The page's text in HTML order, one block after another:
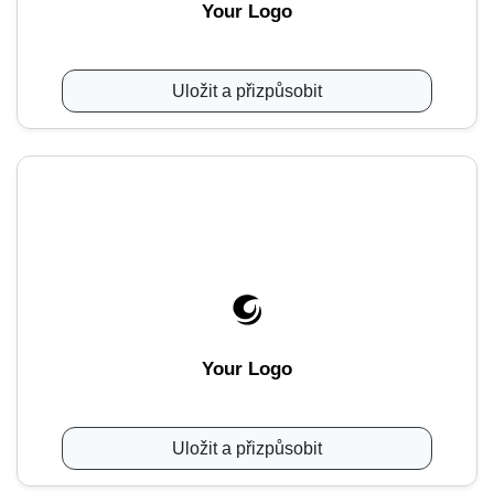
Your Logo
Uložit a přizpůsobit
Your Logo
Uložit a přizpůsobit